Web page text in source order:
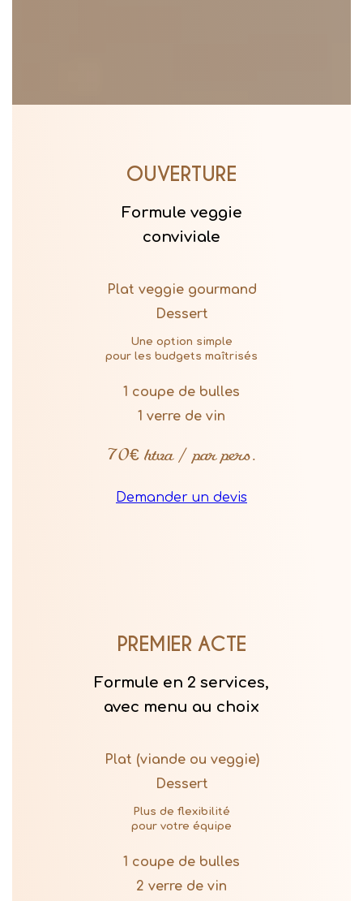
OUVERTURE
Formule veggie
conviviale
Plat veggie gourmand
Dessert
Une option simple
pour les budgets maîtrisés
1 coupe de bulles
1 verre de vin
70€ htva / par pers.
Demander un devis
PREMIER ACTE
Formule en 2 services,
avec menu au choix
Plat (viande ou veggie)
Dessert
Plus de flexibilité
pour votre équipe
1 coupe de bulles
2 verre de vin